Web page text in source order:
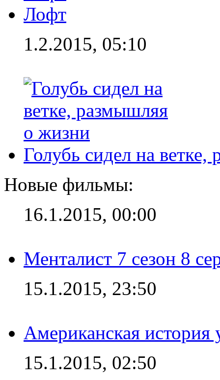
Лофт
1.2.2015, 05:10
Голубь сидел на
Новые фильмы:
16.1.2015, 00:00
Менталист 7 сезон 8
15.1.2015, 23:50
Американская история
15.1.2015, 02:50